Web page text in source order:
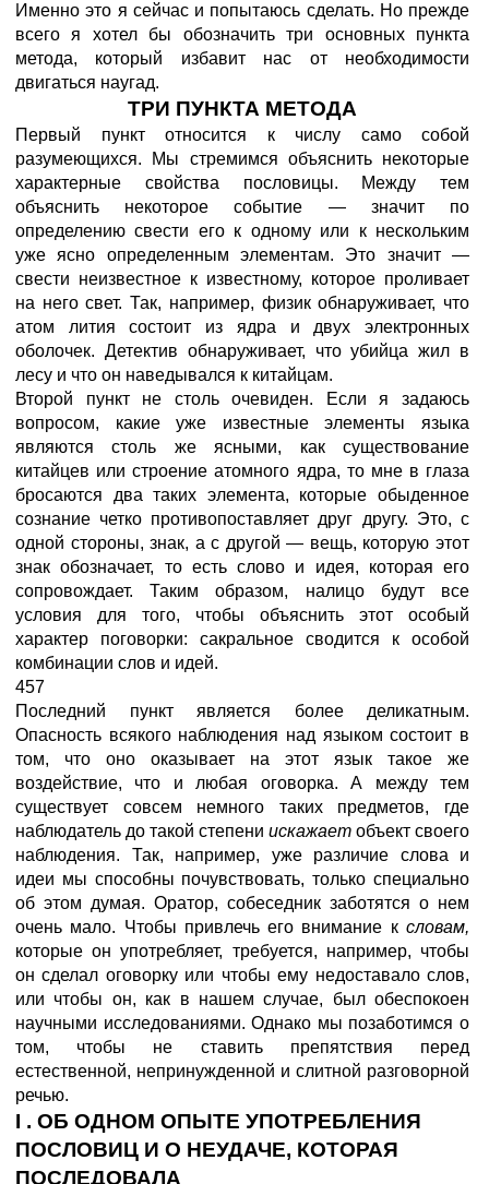
Именно это я сейчас и попытаюсь сделать. Но прежде
всего я хотел бы обозначить три основных пункта
метода, который избавит нас от необходимости
двигаться наугад.
ТРИ ПУНКТА МЕТОДА
Первый пункт относится к числу само собой
разумеющихся. Мы стремимся объяснить некоторые
характерные свойства пословицы. Между тем
объяснить некоторое событие — значит по
определению свести его к одному или к нескольким
уже ясно определенным элементам. Это значит —
свести неизвестное к известному, которое проливает
на него свет. Так, например, физик обнаруживает, что
атом лития состоит из ядра и двух электронных
оболочек. Детектив обнаруживает, что убийца жил в
лесу и что он наведывался к китайцам.
Второй пункт не столь очевиден. Если я задаюсь
вопросом, какие уже известные элементы языка
являются столь же ясными, как существование
китайцев или строение атомного ядра, то мне в глаза
бросаются два таких элемента, которые обыденное
сознание четко противопоставляет друг другу. Это, с
одной стороны, знак, а с другой — вещь, которую этот
знак обозначает, то есть слово и идея, которая его
сопровождает. Таким образом, налицо будут все
условия для того, чтобы объяснить этот особый
характер поговорки: сакральное сводится к особой
комбинации слов и идей.
457
Последний пункт является более деликатным.
Опасность всякого наблюдения над языком состоит в
том, что оно оказывает на этот язык такое же
воздействие, что и любая оговорка. А между тем
существует совсем немного таких предметов, где
наблюдатель до такой степени искажает объект своего
наблюдения. Так, например, уже различие слова и
идеи мы способны почувствовать, только специально
об этом думая. Оратор, собеседник заботятся о нем
очень мало. Чтобы привлечь его внимание к словам,
которые он употребляет, требуется, например, чтобы
он сделал оговорку или чтобы ему недоставало слов,
или чтобы он, как в нашем случае, был обеспокоен
научными исследованиями. Однако мы позаботимся о
том, чтобы не ставить препятствия перед
естественной, непринужденной и слитной разговорной
речью.
I . ОБ ОДНОМ ОПЫТЕ УПОТРЕБЛЕНИЯ
ПОСЛОВИЦ И О НЕУДАЧЕ, КОТОРАЯ
ПОСЛЕДОВАЛА